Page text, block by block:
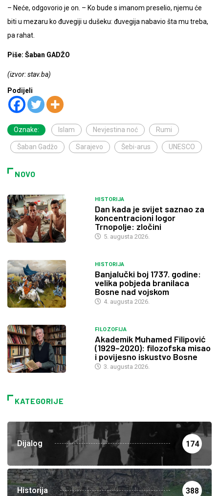
– Neće, odgovorio je on. – Ko bude s imanom preselio, njemu će
biti u mezaru ko đuvegiji u dušeku: đuvegija nabavio šta mu treba,
pa rahat.
Piše: Šaban GADŽO
(izvor: stav.ba)
Podijeli
Oznake: Islam Nevjestina noć Rumi
Šaban Gadžo Sarajevo Šebi-arus UNESCO
NOVO
HISTORIJA
Dan kada je svijet saznao za
koncentracioni logor
Trnopolje: zločini
5. augusta 2026.
HISTORIJA
Banjalučki boj 1737. godine:
velika pobjeda branilaca
Bosne nad vojskom
4. augusta 2026.
FILOZOFIJA
Akademik Muhamed Filipović
(1929–2020): filozofska misao
i povijesno iskustvo Bosne
3. augusta 2026.
KATEGORIJE
Dijalog 174
Historija 388